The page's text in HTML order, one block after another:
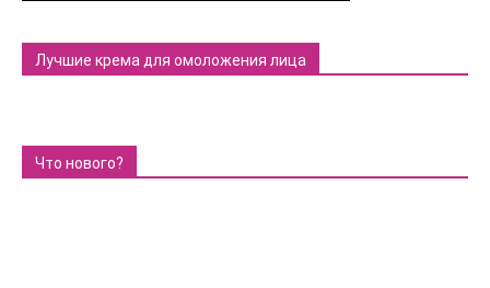
Лучшие крема для омоложения лица
Что нового?